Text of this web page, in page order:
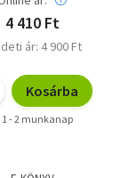
4 410 Ft
ár: 4 900 Ft
Kosárba
1 - 2 munkanap